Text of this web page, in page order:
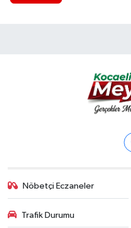
Nöbetçi Eczaneler
Trafik Durumu